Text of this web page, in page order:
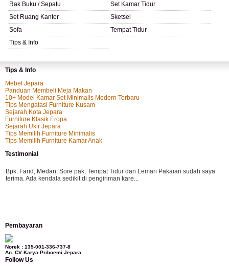
Rak Buku / Sepatu
Set Kamar Tidur
Set Ruang Kantor
Sketsel
Sofa
Tempat Tidur
Tips & Info
Tips & Info
Mebel Jepara
Panduan Membeli Meja Makan
10+ Model Kamar Set Minimalis Modern Terbaru
Tips Mengatasi Furniture Kusam
Sejarah Kota Jepara
Furniture Klasik Eropa
Sejarah Ukir Jepara
Tips Memilih Furniture Minimalis
Tips Memilih Furniture Kamar Anak
Testimonial
Bpk. Farid, Medan: Sore pak, Tempat Tidur dan Lemari Pakaian sudah saya
terima. Ada kendala sedikit di pengiriman kare...
kursi teras saya sudah saya terima dan p...
Pembayaran
Norek : 135-001-336-737-8
An. CV Karya Priboemi Jepara
Follow Us